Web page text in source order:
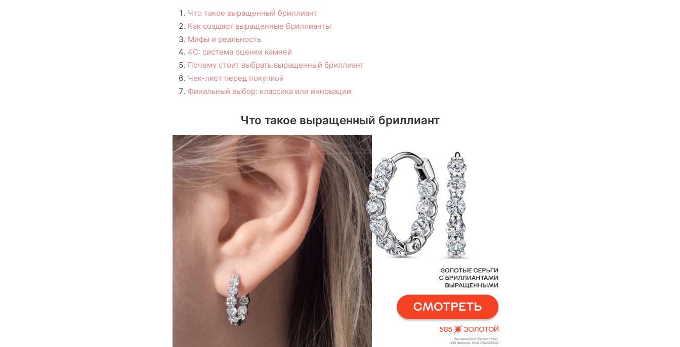
Что такое выращенный бриллиант
Как создают выращенные бриллианты
Мифы и реальность
4C: система оценки камней
Почему стоит выбрать выращенный бриллиант
Чек-лист перед покупкой
Финальный выбор: классика или инновации
Что такое выращенный бриллиант